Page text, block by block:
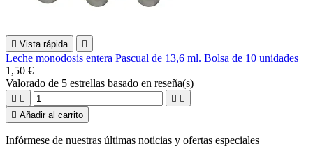
 Vista rápida 
Leche monodosis entera Pascual de 13,6 ml. Bolsa de 10 unidades
1,50 €
Valorado de 5 estrellas basado en reseña(s)
   
 Añadir al carrito
Infórmese de nuestras últimas noticias y ofertas especiales